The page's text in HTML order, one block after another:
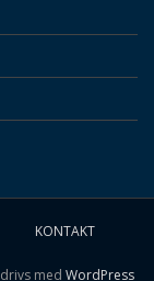
KONTAKT
drivs med WordPress